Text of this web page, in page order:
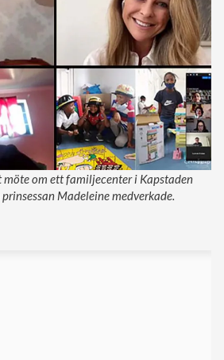
om ett familjecenter i Kapstaden
Madeleine medverkade.